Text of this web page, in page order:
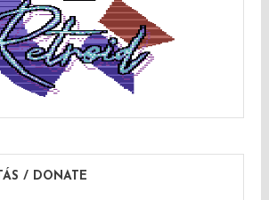
/ DONATE